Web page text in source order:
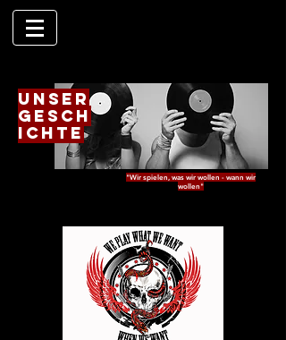
UNSER
GESCH
ICHTE
"Wir spielen, was wir wollen - wann wir
wollen"